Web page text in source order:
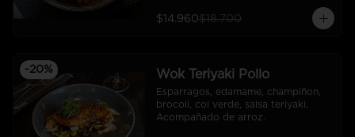
$14.960$18.700
-20% Wok Teriyaki Pollo
Esparragos, edamame, champiñon,
brocoli, col verde, salsa teriyaki.
Acompañado de arroz.